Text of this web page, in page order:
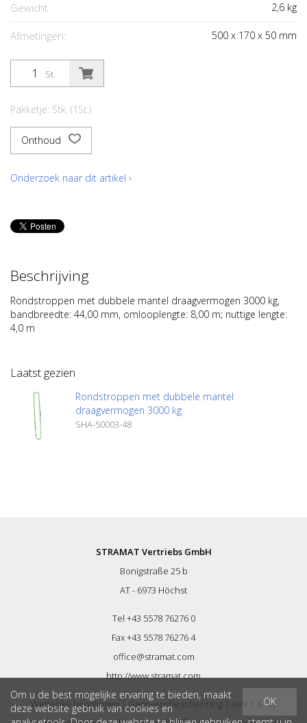
Gewicht: 2,6 kg
Afmetingen: 500 x 170 x 50 mm
St.
Pakketje: Stk. (1St.)
Onthoud
Onderzoek naar dit artikel ›
Beschrijving
Rondstroppen met dubbele mantel draagvermogen 3000 kg,
bandbreedte: 44,00 mm, omlooplengte: 8,00 m; nuttige lengte:
4,0 m
Laatst gezien
Rondstroppen met dubbele mantel
draagvermogen 3000 kg
SHA-50003-48
STRAMAT Vertriebs GmbH
Bonigstraße 25 b
AT - 6973 Höchst
Tel +43 5578 76276 0
Fax +43 5578 76276 4
office@stramat.com
http://www.stramat.com
Wettelijke bepalingen|Gegevensbescherming| AVV | © by
®
OK
Om u de best mogelijke ervaring te bieden, maakt
deze website gebruik van cookies en